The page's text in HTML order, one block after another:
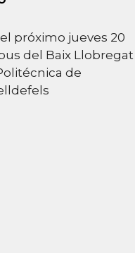
próximo jueves 20
del Baix Llobregat
de